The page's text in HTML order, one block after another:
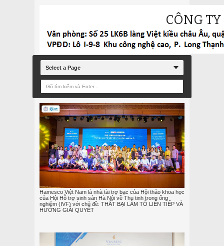
CÔNG
Select a Page
Hamesco Việt Nam là nhà tài trợ bạc của Hội thảo khoa học
của Hội Hỗ trợ sinh sản Hà Nội về Thụ tinh trong ống
nghiệm (IVF) với chủ đề: THẤT BẠI LÀM TỔ LIÊN TIẾP VÀ
HƯỚNG GIẢI QUYẾT